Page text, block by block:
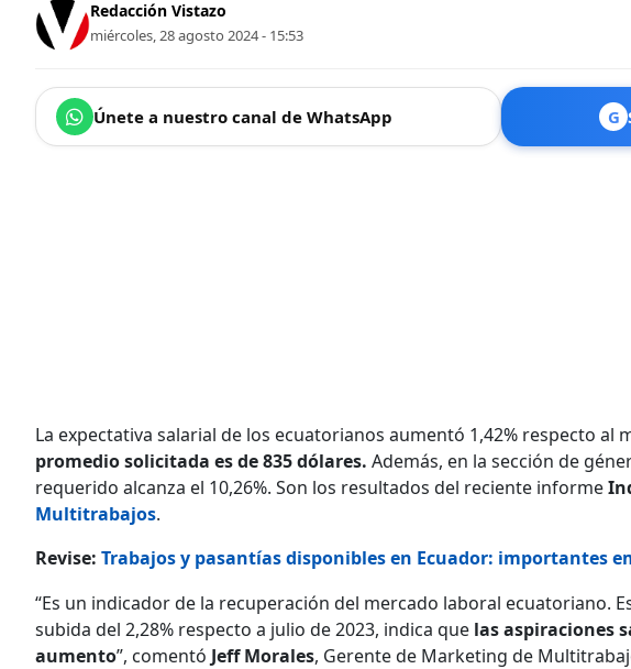
Redacción Vistazo
miércoles, 28 agosto 2024 - 15:53
Únete a nuestro canal de WhatsApp G
La expectativa salarial de los ecuatorianos aumentó 1,42% respecto al
promedio solicitada es de 835 dólares. Además, en la sección de
requerido alcanza el 10,26%. Son los resultados del reciente informe
Multitrabajos.
Revise: Trabajos y pasantías disponibles en Ecuador: importantes
“Es un indicador de la recuperación del mercado laboral ecuatoriano.
subida del 2,28% respecto a julio de 2023, indica que las aspiraciones
aumento”, comentó Jeff Morales, Gerente de Marketing de